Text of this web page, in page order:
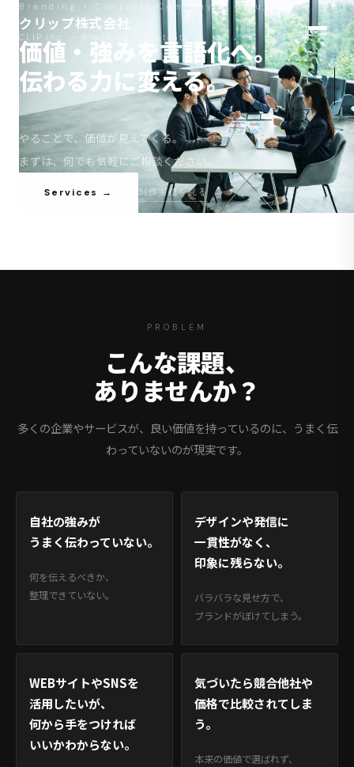
クリップ株式会社
CLIP Inc. — Branding × Contents
Branding × Contents Company — Gifu, Japan
価値・強みを言語化へ。
伝わる力に変える。
やることで、価値が見えてくる。
まずは、何でも気軽にご相談ください。
Services → 制作実績を見る
SCROLL
PROBLEM
こんな課題、
ありませんか？
多くの企業やサービスが、良い価値を持っているのに、うまく伝
わっていないのが現実です。
自社の強みが
うまく伝わっていない。
何を伝えるべきか、
整理できていない。
デザインや発信に
一貫性がなく、
印象に残らない。
バラバラな見せ方で、
ブランドがぼけてしまう。
WEBサイトやSNSを
活用したいが、
何から手をつければ
いいかわからない。
気づいたら競合他社や
価格で比較されてしま
う。
本来の価値で選ばれず、